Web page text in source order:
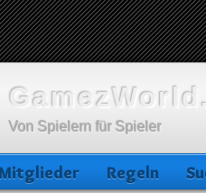
Von Spielern für Spieler
Regeln